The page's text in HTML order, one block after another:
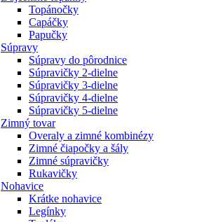
Topánočky
Capáčky
Papučky
Súpravy
Súpravy do pôrodnice
Súpravičky 2-dielne
Súpravičky 3-dielne
Súpravičky 4-dielne
Súpravičky 5-dielne
Zimný tovar
Overaly a zimné kombinézy
Zimné čiapočky a šály
Zimné súpravičky
Rukavičky
Nohavice
Krátke nohavice
Legínky